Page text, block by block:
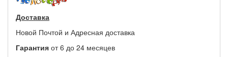
Доставка
Новой Почтой и Адресная доставка
Гарантия от 6 до 24 месяцев